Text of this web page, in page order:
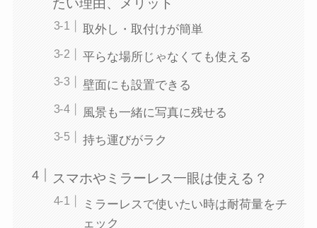
たい理由、メリット
取外し・取付けが簡単
平らな場所じゃなくても使える
壁面にも設置できる
風景も一緒に写真に残せる
持ち運びがラク
スマホやミラーレス一眼は使える？
ミラーレスで使いたい時は耐荷量をチ
ェック